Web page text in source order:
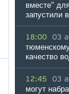
вместе"
запустили
18:00 03
качество
12:45 03
могут